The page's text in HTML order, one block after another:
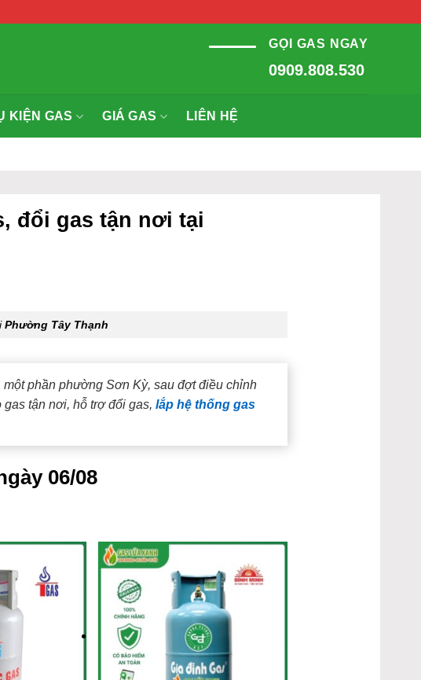
GỌI GAS NGAY
0909.808.530
KIỆN GAS GIÁ GAS LIÊN HỆ
đổi gas tận nơi tại
Phường Tây Thạnh
phần phường Sơn Kỳ, sau đợt điều chỉnh
gas tận nơi, hỗ trợ đổi gas,lắp hệ thống gas
06/08